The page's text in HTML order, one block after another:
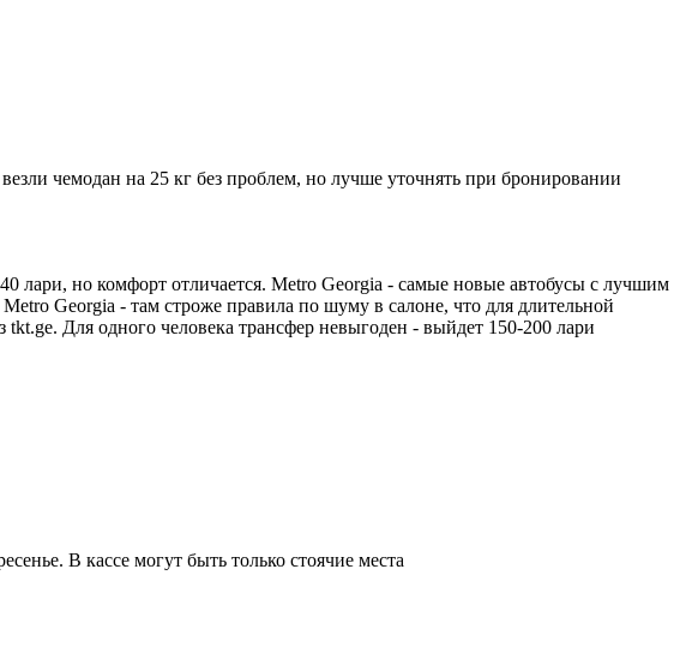
чемодан на 25 кг без проблем, но лучше уточнять при бронировании
лари, но комфорт отличается. Metro Georgia - самые новые автобусы с лучшим
Georgia - там строже правила по шуму в салоне, что для длительной
Для одного человека трансфер невыгоден - выйдет 150-200 лари
В кассе могут быть только стоячие места